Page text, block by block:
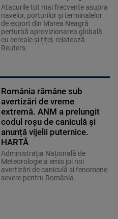
Atacurile tot mai frecvente asupra
navelor, porturilor și terminalelor
de export din Marea Neagră
perturbă aprovizionarea globală
cu cereale și țiței, relatează
Reuters.
România rămâne sub
avertizări de vreme
extremă. ANM a prelungit
codul roșu de caniculă și
anunță vijelii puternice.
HARTĂ
Administrația Națională de
Meteorologie a emis joi noi
avertizări de caniculă și fenomene
severe pentru România.